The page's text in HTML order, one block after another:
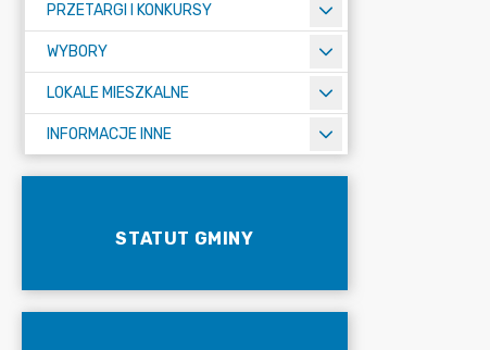
PRZETARGI I KONKURSY
WYBORY
LOKALE MIESZKALNE
INFORMACJE INNE
STATUT GMINY